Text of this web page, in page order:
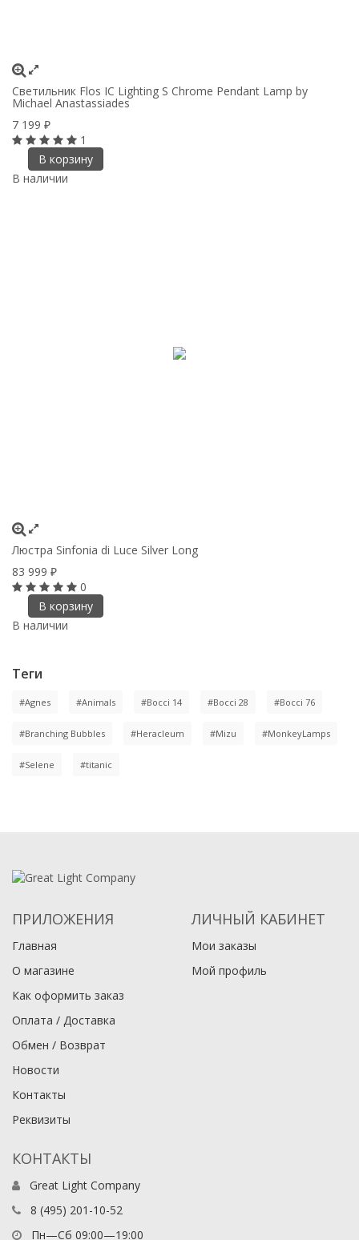
Светильник Flos IC Lighting S Chrome Pendant Lamp by
Michael Anastassiades
7 199 ₽
1
В корзину
В наличии
Люстра Sinfonia di Luce Silver Long
83 999 ₽
0
В корзину
В наличии
Теги
#Agnes #Animals #Bocci 14 #Bocci 28 #Bocci 76
#Branching Bubbles #Heracleum #Mizu #MonkeyLamps
#Selene #titanic
ПРИЛОЖЕНИЯ
Главная
О магазине
Как оформить заказ
Оплата / Доставка
Обмен / Возврат
Новости
Контакты
Реквизиты
ЛИЧНЫЙ КАБИНЕТ
Мои заказы
Мой профиль
КОНТАКТЫ
Great Light Company
8 (495) 201-10-52
Пн—Сб 09:00—19:00